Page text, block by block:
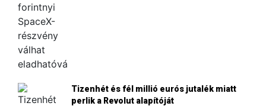
Tizenhét és fél millió eurós jutalék miatt
perlik a Revolut alapítóját